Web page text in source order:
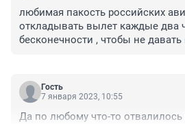
любимая пакость российских
откладывать вылет каждые два
бесконечности , чтобы не давать
Гость
7 января 2023, 10:55
Да по любому что-то отвалилось